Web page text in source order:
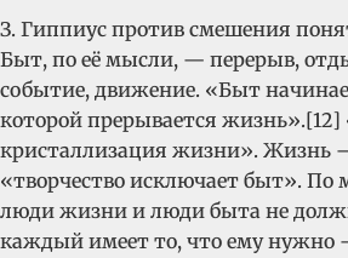
З. Гиппиус против смешения
Быт, по её мысли, — перерыв,
событие, движение. «Быт
которой прерывается
кристаллизация жизни». Жизнь –
«творчество исключает быт». По
люди жизни и люди быта не
каждый имеет то, что ему нужно